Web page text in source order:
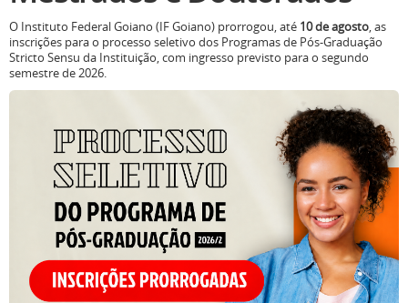
O Instituto Federal Goiano (IF Goiano) prorrogou, até 10 de agosto, as
inscrições para o processo seletivo dos Programas de Pós-Graduação
Stricto Sensu da Instituição, com ingresso previsto para o segundo
semestre de 2026.